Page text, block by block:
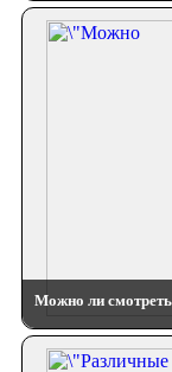
Можно ли смотреть